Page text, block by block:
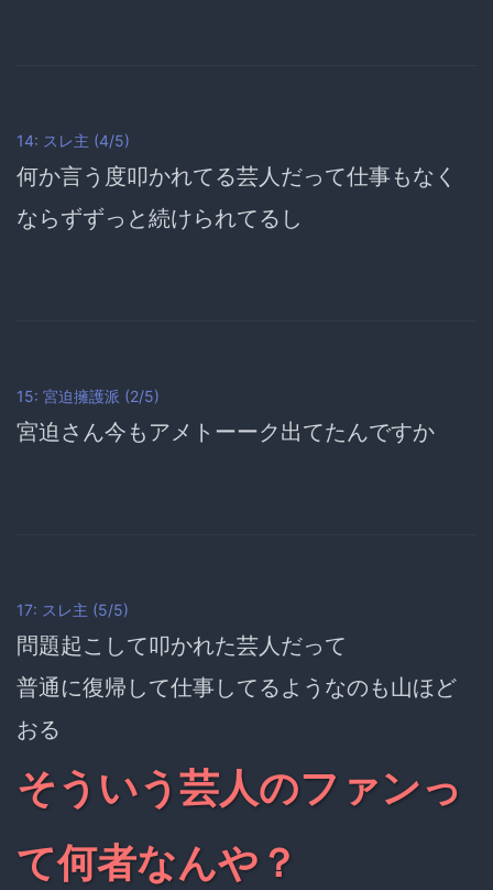
14: スレ主 (4/5)
何か言う度叩かれてる芸人だって仕事もなく
ならずずっと続けられてる し
15: 宮迫擁護派 (2/5)
宮迫さん今もアメトーーク出てたんですか
17: スレ主 (5/5)
問題起こして叩かれた芸人だって
普通に復帰して仕事してるようなのも山ほど
おる
そういう芸人のファンっ
て何者なんや？